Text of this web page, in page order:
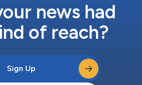
news had
of reach?
Sign Up